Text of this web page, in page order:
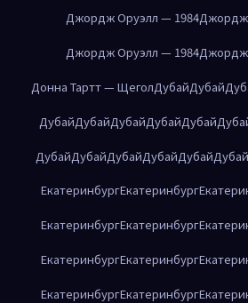
Джордж Оруэлл — 1984Джордж
Джордж Оруэлл — 1984Джордж
Донна Тартт — ЩеголДубайДубай
ДубайДубайДубайДубайДубай
ДубайДубайДубайДубайДубайДубай
ЕкатеринбургЕкатеринбург
ЕкатеринбургЕкатеринбург
ЕкатеринбургЕкатеринбург
ЕкатеринбургЕкатеринбург